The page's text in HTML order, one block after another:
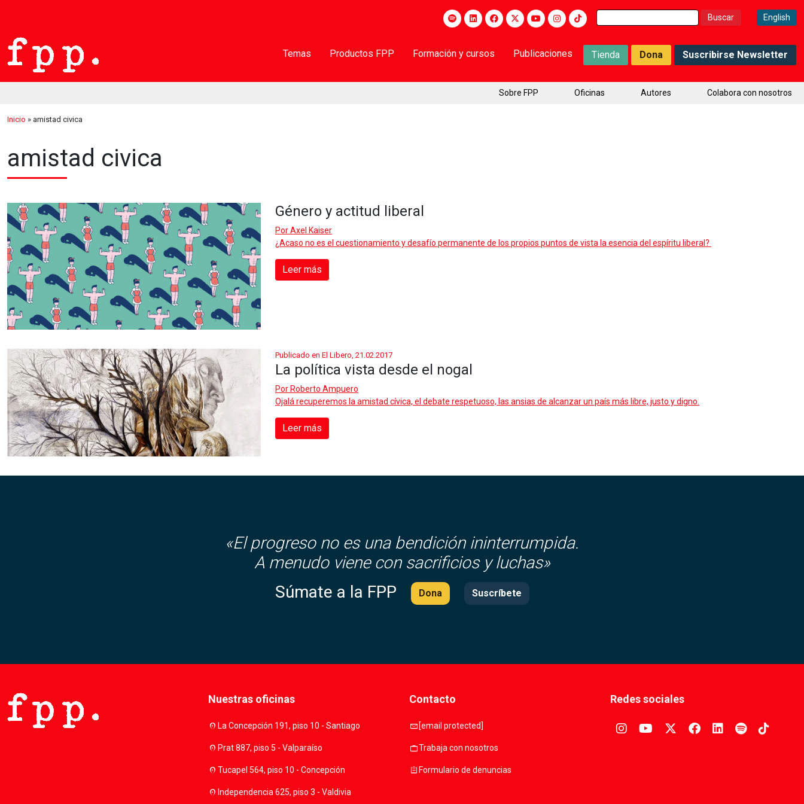
Buscar: English
Temas Productos FPP Formación y cursos Publicaciones Tienda Dona Suscribirse Newsletter
Sobre FPP Oficinas Autores Colabora con nosotros
Inicio » amistad civica
amistad civica
Género y actitud liberal
PorAxel Kaiser
¿Acaso no es el cuestionamiento y desafío permanente de los propios puntos de vista la esencia del espíritu liberal?
Leer más
Publicado en El Libero, 21.02.2017
La política vista desde el nogal
Por Roberto Ampuero
Ojalá recuperemos la amistad cívica, el debate respetuoso, las ansias de alcanzar un país más libre, justo y digno.
Leer más
«El progreso no es una bendición ininterrumpida.
A menudo viene con sacrificios y luchas»
Súmate a la FPP
Dona Suscríbete
Nuestras oficinas
location_on La Concepción 191, piso 10 - Santiago
location_on Prat 887, piso 5 - Valparaíso
location_on Tucapel 564, piso 10 - Concepción
location_on Independencia 625, piso 3 - Valdivia
Contacto
mail [email protected]
workTrabaja con nosotros
assignment Formulario de denuncias
Redes sociales